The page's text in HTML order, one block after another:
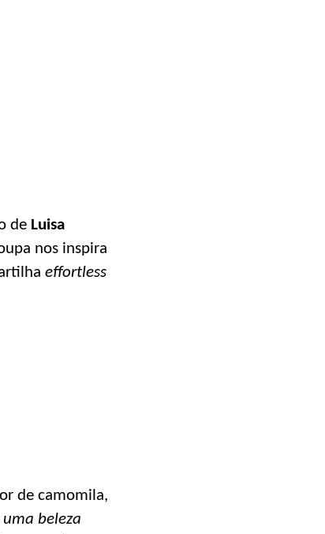
de Luisa
nos inspira
effortless
de camomila,
beleza